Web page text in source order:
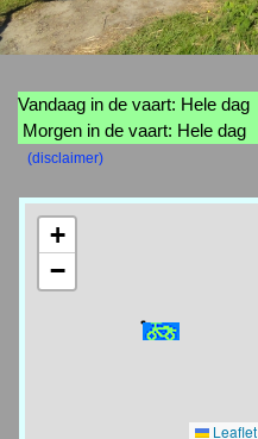
Vandaag in de vaart: Hele dag
Morgen in de vaart: Hele dag
(disclaimer)
+
−
Leaflet